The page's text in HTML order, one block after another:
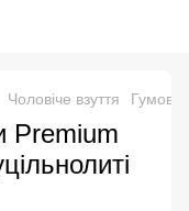
Чоловіче взуття Гумові
Premium